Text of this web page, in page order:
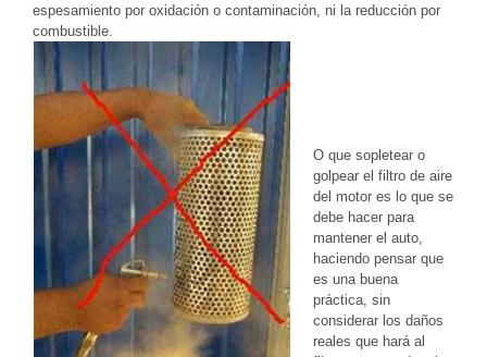
espesamiento por oxidación o contaminación, ni la reducción por
combustible.
O que sopletear o
golpear el filtro de aire
del motor es lo que se
debe hacer para
mantener el auto,
haciendo pensar que
es una buena
práctica, sin
considerar los daños
reales que hará al